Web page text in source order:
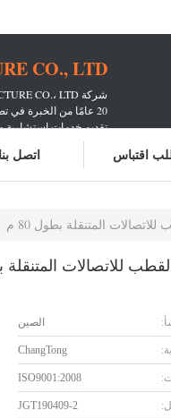
CO., LTD.
شركة HEBEI CHANGTONG STEEL STRUCTURE CO.، LTD.
20 عامًا من الخبرة في تصميم وإنتاج برج الاتصالات
تقديم خدمات استشارية
خدم عدد لا يحصى من
اتصل بنا اقتباس
المتنقلة بطول 80 م
للاتصالات المتنقلة
الصين
ChangTong
ISO9001:2008
JGT190409-2